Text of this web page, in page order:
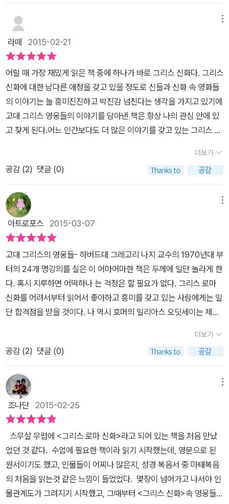
에는 소멸해 버릴 것이다. 영원한 생명력의 원천은 바로 위대한 독자
다. 그들이 많든 적든 간에 현재 읽히지 않는 불멸의 고전은 미래에는
존재하지 않을 것이니까.” - 《왜 책을 읽는가》 267쪽 번역가 최세희
씨도 그랬다. 책에는 단지 먹물이 묻은 글자 뿐이지만 독자가 읽는 그
순간 깨어난다, 고. 그레고리 나지 교수는 하버드대 그리스 고전문학
석좌교수이자 그리스고전연구센터 소장이다. 나지 교수는 원래 헝가
리 태생이다. 1942년 부다페스트에서 태어났다. 올해 일흔을 훌쩍
넘었다. 이 책은 그간 자신의 연구 업적과 역량을 총 망라한 대작이지
싶다. 분량도 천 쪽을 넘는다. ▲그레고리 나지(Gregory Nagy) 교
수책에 나오는 그리스 영웅들의 모태는 호메로스의 『일리아스』,『오
뒷세이아』, 아이스퀼로스·소포클레스와 에우리피데스의 비극, 사포
와 핀다로스의 시, 그리고 플라톤의 대화다.저자는 때로 중요한 부분
때 원문을 덧붙이는 것은 해석상의 논란을 방지하는 차원도 있겠지
만, 한시(漢詩)의 경우처럼 고아한 운치를 더할 목적도 있다. 나지 교
수의 주 전공은 호메로스를 비롯한 그리스 시(詩). 그래서 나지 교수
는 호메로스에서 이야기를 풀기 시작한다.게다가 고대 그리스의 유물
(항아리 같은)에 새겨진 그림 등을 도판으로 실었다. 문학은 당시 사
람들의 생활이기도 했을 테니까. 이 책은 문사철(文史哲)에 미학까
지 겸비한 셈이다.나는 그간 천병희 선생이 번역한 그리스 고전들을
읽어 왔다. 다행히 나지 교수가 메인 텍스트로 활용한 호메로스의 『일
리아스』와 『오뒷세이아』, 아이스퀼로스·소포클레스와 에우리피데스
스 고전의 ‘다시읽기’(rereading)다. 단편적이거나 들쑥날쑥 아로새
겨진 그리스 고전의 추억을 거슬러 올라가는 회귀의 시간이다.이 책
은 옮긴이 우진하 씨의 우직한, 지적 성실과 출판사의 남다른 장인 정
신이 없었더라면 빛을 보지 못했을 것이다. 책은 내용도 두께도 만만
치 않다. 허나 잰걸음을 놓듯, 산에 스미듯 읽다 보면 어느새 단치가
말한 ‘위대한 독자’의 반열에 오르지 않을까?이 책, 두고두고 마음 내
킬 때 읽어도 좋겠다. 주말마다 떠나는 인문학의 지적 탐사도 꽤 운치
있겠지 싶다. 아무쪼록 이 책이 독자의 인문학적 지평을 넓히는 데 더
없는 계기가 되기를 바라마지 않는다.
라떼 2015-02-21
어릴 때 가장 재밌게 읽은 책 중에 하나가 바로 그리스 신화다. 그리스
신화에 대한 남다른 애정을 갖고 있을 정도로 신들과 신화 속 영화들
의 이야기는 늘 흥미진진하고 박진감 넘친다는 생각을 가지고 있기에
고대 그리스 영웅들의 이야기를 담아낸 책은 항상 나의 관심 안에 있
고 찾게 된다.어느 인간보다도 더 많은 이야기를 갖고 있는 그리스 신
의 12신은 제우스(천둥의 신), 헤라(결혼과 가정, 질투의 여신), 아폴
론(광명·의술·예언·가축·궁술의 신), 아프로디테(사랑과 미(美)와 풍
요(豊饒)의 여신), 아테나(지혜와 전쟁의 여신), 디오니소스(술의
신), 포세이돈(바다의 신), 하데스(죽음을 관장하고 지하 세계를 다스
리는 신), 헤파이토스(대장장이의 신), 아르테미스(사냥과 처녀의 여
신), 데메테르(대지의 여신) , 아레스(전쟁의 신)이다. 여기에 헤르메
스(전령의 신), 헤스티아(화로와 불씨, 부엌, 평온의 여신) 등과 함께
신과 인간 사이에서 태어난 헤라클레스, 시각장애인 음유시인이며 고
대 그리스의 작가인 호메로스의 서사시 <오디세이아>의 주인공 오디
세우스와 <일리아스>의 주인공 아킬레우스가 그리스 신화에 나오는
영웅으로 우리에게 잘 알려 있다. '고대 그리스의 영웅들'은 신화를 바
탕으로 풀어낸 인문학 이야기는 흥미롭다. 인간과는 엄연한 다른 존
재인 고대 그리스의 영웅들의 모습은 어떠했을지 호기심과 기대감을
안고 보았는데 앞에서 말했듯이 호메로스의 서사시 일리아스와 오디
들의 글을 통해 아킬레우스, 오디세우스, 헤라클레스, 오이디푸스와
같은 영웅들을 모습을 풀어내고 있다. 그리스의 신화는 사실 제우스
의 남다른 바람기가 한 몫 하여 만들어낸 이야기가 많다. 고대 사람들
은 천공의 신 제우스와 그의 아내인 헤라가 벌이는 싸움으로 인해 천
둥, 벼락이 친다는 이야기를 할 정도로 제우스의 바람기는 남달랐다.
제우스가 인간의 여인에게 접근하여 아이를 낳은 인물 중 최고는 헤
라클레스다. 인간의 눈으로 보면 신들 중의 신인 제우스는 도덕적으
로 너무나 문제가 많은 신이다. 아버지 제우스와 어머니 알크메네 사
이에 태어난 헤라클레스는 제우스의 남다른 애정에도 불구하고 헤라
더보기
공감 (2) 댓글 (0)
아트로포스 2015-03-07
고대 그리스의 영웅들- 하버드대 그레고리 나지 교수의 1970년대 부
터의 24개 명강의를 실은 이 어마어마한 책은 두께에 일단 놀라게 한
다. 혹시 지루하면 어떡하나 는 걱정은 할 필요가 없다. 그리스 로마
신화를 어려서부터 읽어서 좋아하고 흥미를 갖고 있는 사람에게는 일
단 합격점을 받을 것이다. 나 역시 호머의 일리아스 오딧세이는 제대
통해서 읽었고 토마스 불핀치판의 그리스 로마신화를 읽은 세대로서
읽기전부터 흥분되었던 책이다. 현대의 우리가 흔히 아는 영웅들은
길거리에서 자신을 돌보지 않고 착한 사마리아인처럼 남을 돕는 사람
에게도 흔히 붙이는 호칭이 되었다. 물론 그 정도로 감사하기에 붙이
는 명칭이지만 고대 그리스의 영웅들의 영웅개념은 현대인이 생각하
는 것과는 사뭇 다르다고 한다. 일단 남녀를 구분하지 않으며 신들의
후예이며 초인적인 힘을 가진 인간을 말하지만, 불멸의 존재는 아니
었던 존재들이었다. 하지만 고대 그리스의 영웅들은 인간이어서 필멸
하는 존재임에도 신처럼 숭배를 받았던 인간이었다. 초인적인 힘을
가졌던 존재 즉 아킬레우스나 헤라클레스같은 사람들이 그들이 말하
는 영웅이었고 이 책에서는 '클레오스'라는 개념이 자주 등장한다. '영
광'을 나타내는 말로서 우리는 신의 영광을 향해 숭배하고 또 숭배한
더보기
공감 (2) 댓글 (0)
조나단 2015-02-25
스무살 무렵에 <그리스 로마 신화>라고 되어 있는 책을 처음 만났
었던 것 같다. 수업에 필요한 책이라 읽기 시작했는데, 영문으로 된
원서이기도 했고, 인물들이 어찌나 많은지, 성경 복음서 중 마태복음
의 처음을 읽는것 같은 느낌이 들었었다. 몇장이 넘어가고 나서야 인
물관계도가 그려지기 시작했고, 그때부터 <그리스 신화>속 영웅들에